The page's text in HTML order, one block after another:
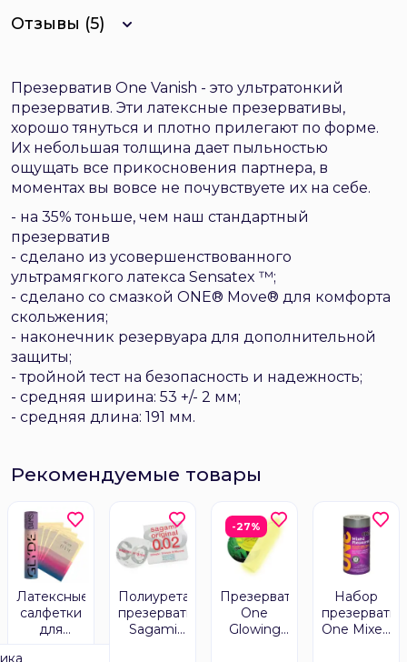
Отзывы (5)
Презерватив One Vanish - это ультратонкий
презерватив. Эти латексные презервативы,
хорошо тянуться и плотно прилегают по форме.
Их небольшая толщина дает пыльностью
ощущать все прикосновения партнера, в
моментах вы вовсе не почувствуете их на себе.
- на 35% тоньше, чем наш стандартный
презерватив
- сделано из усовершенствованного
ультрамягкого латекса Sensatex ™;
- сделано со смазкой ONE® Move® для комфорта
скольжения;
- наконечник резервуара для дополнительной
защиты;
- тройной тест на безопасность и надежность;
- средняя ширина: 53 +/- 2 мм;
- средняя длина: 191 мм.
Рекомендуемые товары
Латексные
салфетки
для
Полиуретановый
презерватив
Sagami
-27%
Презерватив
One
Glowing
Набор
One Mixed